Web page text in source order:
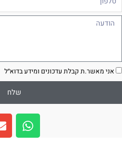
אני מאשר.ת קבלת עדכונים ומידע בדוא״ל
שלח
W
h
a